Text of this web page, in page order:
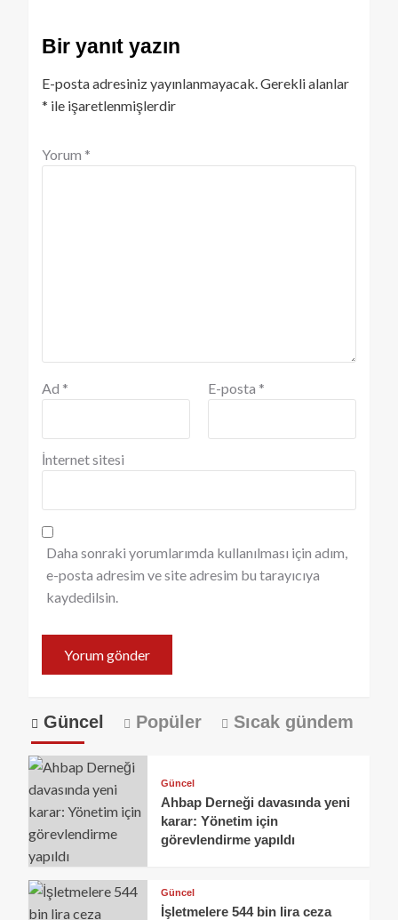
Bir yanıt yazın
E-posta adresiniz yayınlanmayacak.Gerekli alanlar
* ile işaretlenmişlerdir
Yorum *
Ad * E-posta *
İnternet sitesi
Daha sonraki yorumlarımda kullanılması için adım,
e-posta adresim ve site adresim bu tarayıcıya
kaydedilsin.
Güncel Popüler Sıcak gündem
Güncel
Ahbap Derneği davasında yeni
karar: Yönetim için
görevlendirme yapıldı
Güncel
İşletmelere 544 bin lira ceza